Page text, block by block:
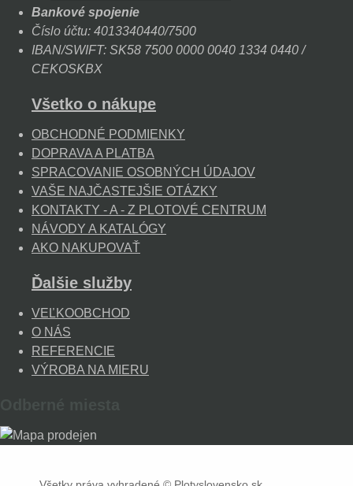
Bankové spojenie
Číslo účtu: 4013340440/7500
IBAN/SWIFT: SK58 7500 0000 0040 1334 0440 /
CEKOSKBX
Všetko o nákupe
OBCHODNÉ PODMIENKY
DOPRAVA A PLATBA
SPRACOVANIE OSOBNÝCH ÚDAJOV
VAŠE NAJČASTEJŠIE OTÁZKY
KONTAKTY - A - Z PLOTOVÉ CENTRUM
NÁVODY A KATALÓGY
AKO NAKUPOVAŤ
Ďalšie služby
VEĽKOOBCHOD
O NÁS
REFERENCIE
VÝROBA NA MIERU